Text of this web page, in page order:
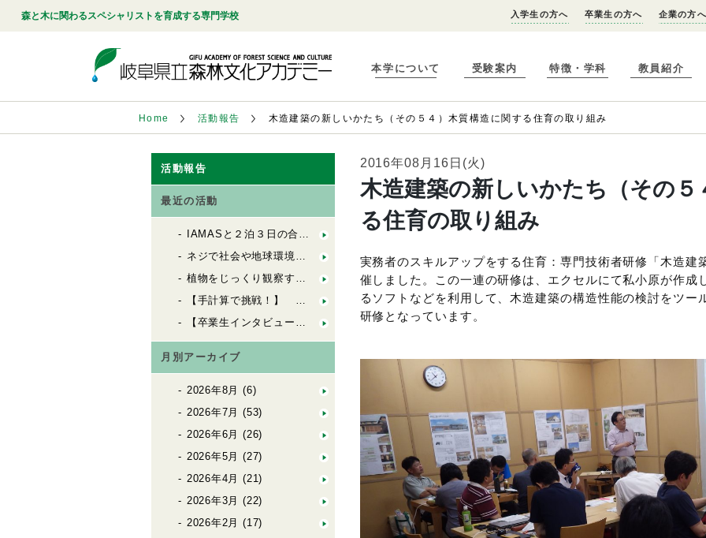
森と木に関わるスペシャリストを育成する専門学校 入学生の方へ 卒業生の方へ 企業の方
本学について 受験案内 特徴・学科 教員紹介
Home 活動報告 木造建築の新しいかたち（その５４）木質構造に関する住育の取り組み
活動報告
最近の活動
IAMASと２泊３日の合同合宿！「FbSのためのデザインキャンプ」
ネジで社会や地球環境を良くする会社「シネジックさん」視察
植物をじっくり観察する「植物観察の基礎」
【手計算で挑戦！】 木造の許容応力度計算（２）
【卒業生インタビュー】 ６歳から100歳までの居場所を創る
月別アーカイブ
2026年8月 (6)
2026年7月 (53)
2026年6月 (26)
2026年5月 (27)
2026年4月 (21)
2026年3月 (22)
2026年2月 (17)
2016年08月16日(火)
木造建築の新しいかたち（その５
る住育の取り組み
実務者のスキルアップをする住育：専門技術者研修「木造建
催しました。この一連の研修は、エクセルにて私小原が作成
るソフトなどを利用して、木造建築の構造性能の検討をツー
研修となっています。